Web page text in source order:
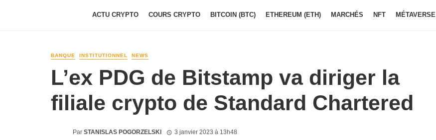
ACTU CRYPTO COURS CRYPTO BITCOIN (BTC) ETHEREUM (ETH) MARCHÉS NFT MÉTAVERSE
BANQUE INSTITUTIONNEL NEWS
L’ex PDG de Bitstamp va diriger la
filiale crypto de Standard Chartered
Par STANISLAS POGORZELSKI 3 janvier 2023 à 13h48